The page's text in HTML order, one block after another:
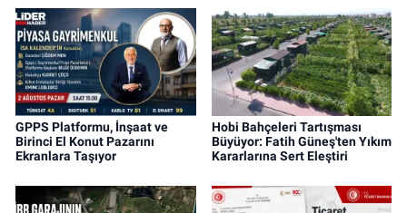
GPPS Platformu, İnşaat ve
Birinci El Konut Pazarını
Ekranlara Taşıyor
Hobi Bahçeleri Tartışması
Büyüyor: Fatih Güneş'ten Yıkım
Kararlarına Sert Eleştiri